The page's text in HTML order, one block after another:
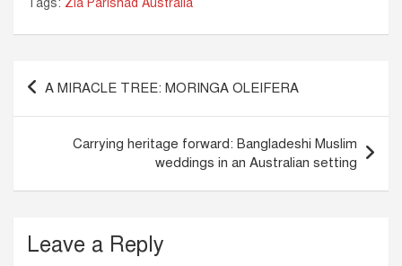
c
e
b
o
o
k
e
dI
n
at
s
A
p
p
Post
navigation
A MIRACLE TREE: MORINGA OLEIFERA
Carrying heritage forward: Bangladeshi Muslim
weddings in an Australian setting
Leave a Reply